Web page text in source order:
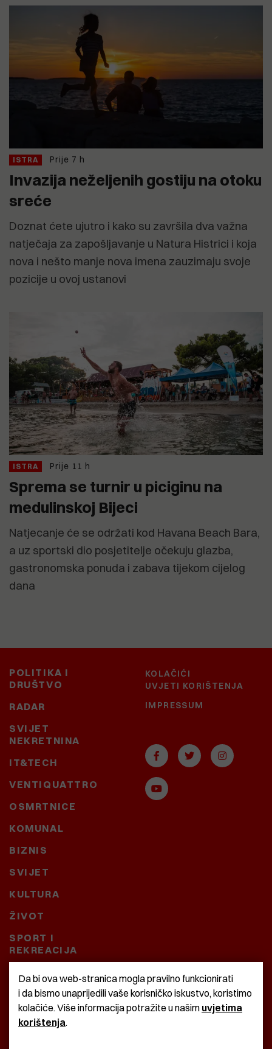
ISTRA Prije 7 h
Invazija neželjenih gostiju na otoku
sreće
Doznat ćete ujutro i kako su završila dva važna
natječaja za zapošljavanje u Natura Histrici i koja
nova i nešto manje nova imena zauzimaju svoje
pozicije u ovoj ustanovi
ISTRA Prije 11 h
Sprema se turnir u piciginu na
medulinskoj Bijeci
Natjecanje će se održati kod Havana Beach Bara,
a uz sportski dio posjetitelje očekuju glazba,
gastronomska ponuda i zabava tijekom cijelog
dana
POLITIKA I
DRUŠTVO
RADAR
SVIJET
NEKRETNINA
IT&TECH
VENTIQUATTRO
OSMRTNICE
KOMUNAL
BIZNIS
SVIJET
KULTURA
ŽIVOT
SPORT I
REKREACIJA
CRNA KRONIKA
BAŠTARDINI I PRAVI
KRASNA ZEMLJA
KOLAČIĆI
UVJETI KORIŠTENJA
IMPRESSUM
Da bi ova web-stranica mogla pravilno funkcionirati
i da bismo unaprijedili vaše korisničko iskustvo, koristimo
kolačiće. Više informacija potražite u našim uvjetima
korištenja.